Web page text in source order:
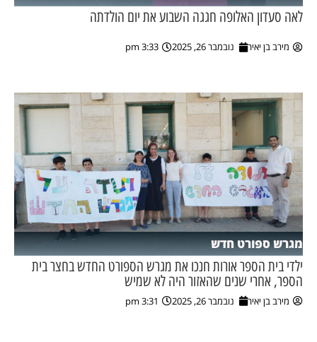
לאה סעדון האלופה חגגה השבוע את יום הולדתה
מירב בן יאיר נובמבר 26, 2025 3:33 pm
מגרש ספורט חדש
ילדי בית הספר אורות חנכו את מגרש הספורט החדש בחצר בית
הספר, אחרי שנים שהאזור היה לא שמיש
מירב בן יאיר נובמבר 26, 2025 3:31 pm